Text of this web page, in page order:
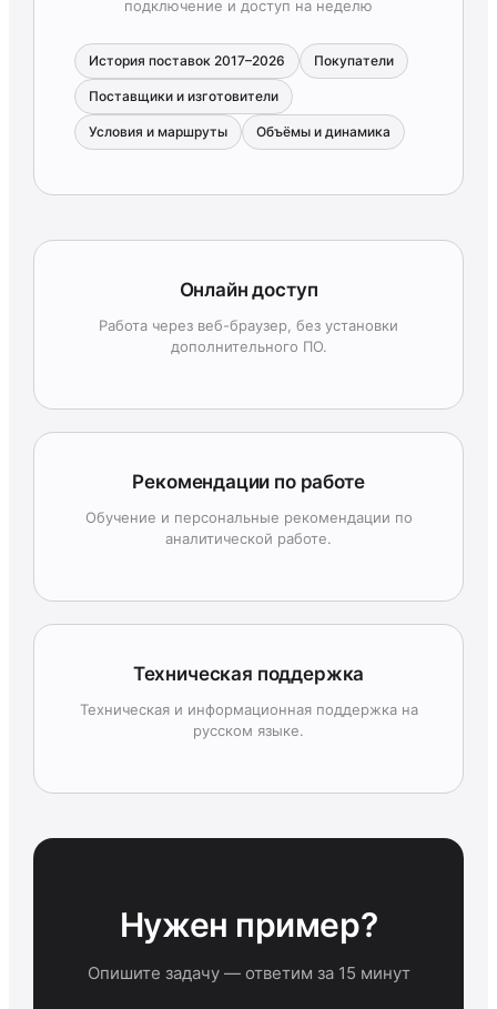
подключение и доступ на неделю
История поставок 2017–2026 Покупатели
Поставщики и изготовители
Условия и маршруты Объёмы и динамика
Онлайн доступ
Работа через веб-браузер, без установки
дополнительного ПО.
Рекомендации по работе
Обучение и персональные рекомендации по
аналитической работе.
Техническая поддержка
Техническая и информационная поддержка на
русском языке.
Нужен пример?
Опишите задачу — ответим за 15 минут